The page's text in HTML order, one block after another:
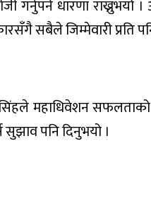
गर्नुपर्ने धारणा
सबैले जिम्मेवारी प्रति
सिंहले महाधिवेशन
पनि दिनुभयो ।